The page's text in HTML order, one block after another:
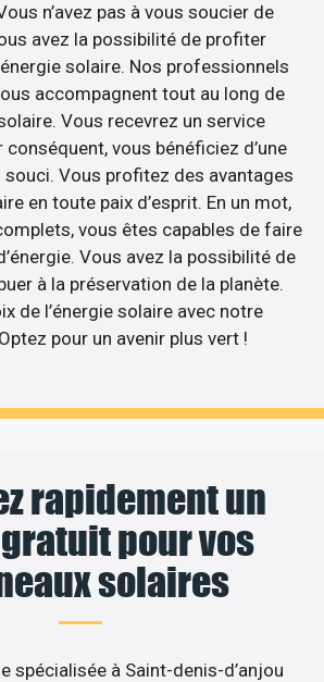
n’avez pas à vous soucier de
avez la possibilité de profiter
solaire. Nos professionnels
accompagnent tout au long de
Vous recevrez un service
conséquent, vous bénéficiez d’une
Vous profitez des avantages
en toute paix d’esprit. En un mot,
vous êtes capables de faire
Vous avez la possibilité de
à la préservation de la planète.
de l’énergie solaire avec notre
pour un avenir plus vert !
rapidement un
pour vos
solaires
spécialisée à Saint-denis-d’anjou